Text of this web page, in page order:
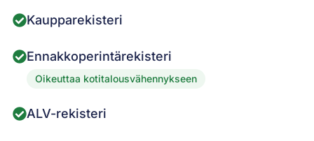
Kaupparekisteri
Ennakkoperintärekisteri
Oikeuttaa kotitalousvähennykseen
ALV-rekisteri